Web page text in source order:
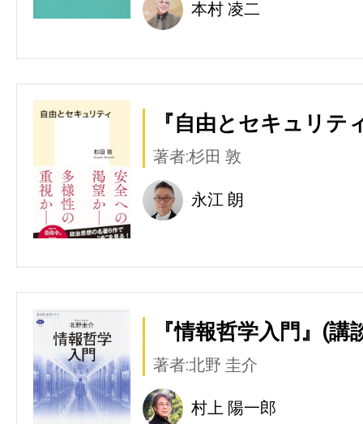
本村 凌二
『自由とセキュリテ
著者:杉田 敦
永江 朗
『情報哲学入門』(講
著者:北野 圭介
村上 陽一郎